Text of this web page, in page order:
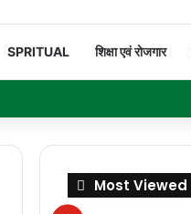
SPRITUAL शिक्षा एवं रोजगार
Most Viewed